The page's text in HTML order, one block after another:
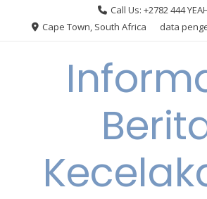
Call Us: +2782 444
Cape Town, South Africa
data